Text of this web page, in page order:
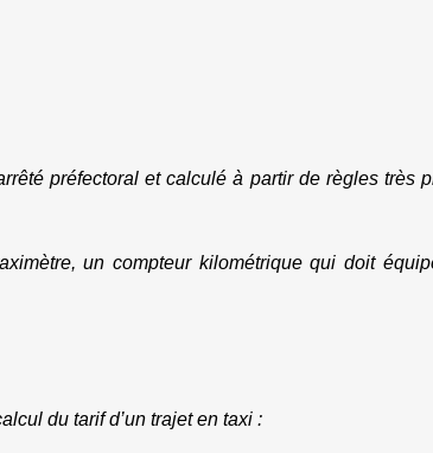
préfectoral et calculé à partir de règles très
un compteur kilométrique qui doit
du tarif d’un trajet en taxi :